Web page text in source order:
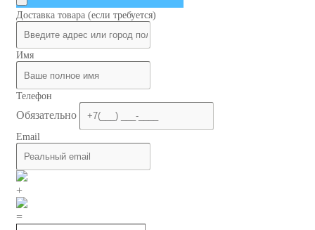
Доставка товара (если требуется)
Имя
Телефон
Обязательно
Email
+
=